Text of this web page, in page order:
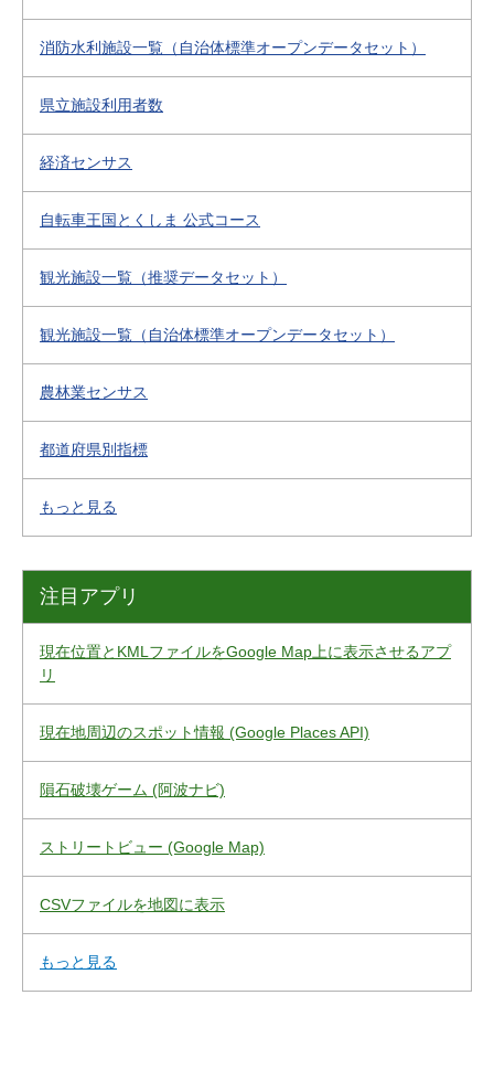
消防水利施設一覧（自治体標準オープンデータセット）
県立施設利用者数
経済センサス
自転車王国とくしま 公式コース
観光施設一覧（推奨データセット）
観光施設一覧（自治体標準オープンデータセット）
農林業センサス
都道府県別指標
もっと見る
注目アプリ
現在位置とKMLファイルをGoogle Map上に表示させるアプ
リ
現在地周辺のスポット情報 (Google Places API)
隕石破壊ゲーム (阿波ナビ)
ストリートビュー (Google Map)
CSVファイルを地図に表示
もっと見る